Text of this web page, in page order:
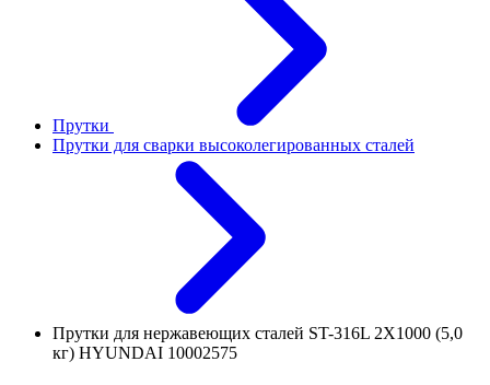
Прутки
Прутки для сварки высоколегированных сталей
Прутки для нержавеющих сталей ST-316L 2Х1000 (5,0
кг) HYUNDAI 10002575